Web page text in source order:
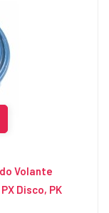
Volante
Disco, PK